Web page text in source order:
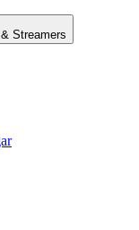
Streamers